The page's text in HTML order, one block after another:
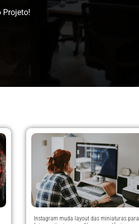
Projeto!
Instagram muda layout das miniaturas para